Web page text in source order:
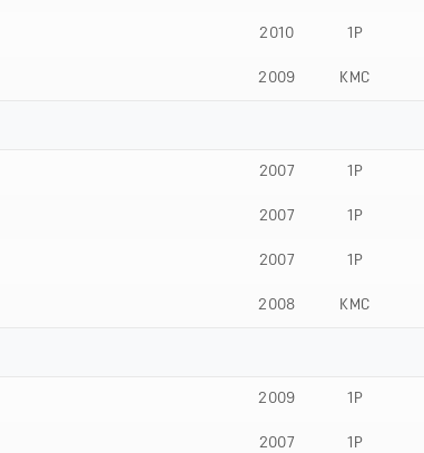
2010 1Р
2009 КМС
2007 1Р
2007 1Р
2007 1Р
2008 КМС
2009 1Р
2007 1Р